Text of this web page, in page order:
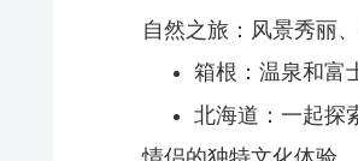
自然之旅：风景秀丽
箱根：温泉和富
北海道：一起探